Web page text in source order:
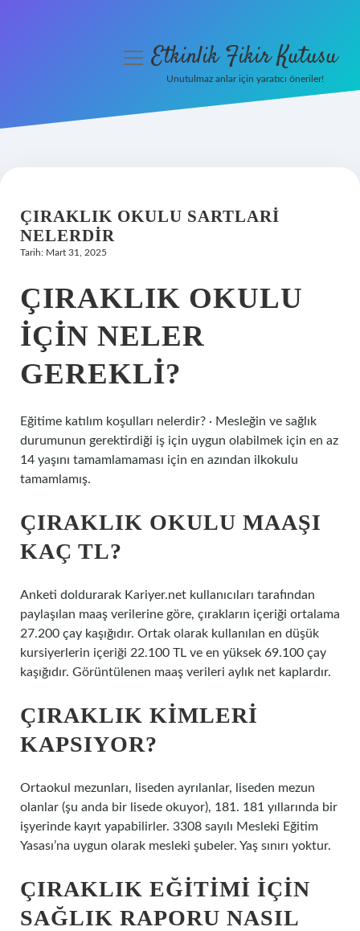
Hakkımızda
menüyüEtkinlik Fikir Kutusu
Unutulmaz anlar için yaratıcı öneriler!
ÇIRAKLIK OKULU SARTLARI
NELERDIR
Tarih: Mart 31, 2025
ÇIRAKLIK OKULU
IÇIN NELER
GEREKLI?
Eğitime katılım koşulları nelerdir? · Mesleğin ve sağlık
durumunun gerektirdiği iş için uygun olabilmek için en az
14 yaşını tamamlamaması için en azından ilkokulu
tamamlamış.
ÇIRAKLIK OKULU MAAŞI
KAÇ TL?
Anketi doldurarak Kariyer.net kullanıcıları tarafından
paylaşılan maaş verilerine göre, çırakların içeriği ortalama
27.200 çay kaşığıdır. Ortak olarak kullanılan en düşük
kursiyerlerin içeriği 22.100 TL ve en yüksek 69.100 çay
kaşığıdır. Görüntülenen maaş verileri aylık net kaplardır.
ÇIRAKLIK KIMLERI
KAPSIYOR?
Ortaokul mezunları, liseden ayrılanlar, liseden mezun
olanlar (şu anda bir lisede okuyor), 181. 181 yıllarında bir
işyerinde kayıt yapabilirler. 3308 sayılı Mesleki Eğitim
Yasası’na uygun olarak mesleki şubeler. Yaş sınırı yoktur.
ÇIRAKLIK EĞITIMI IÇIN
SAĞLIK RAPORU NASIL